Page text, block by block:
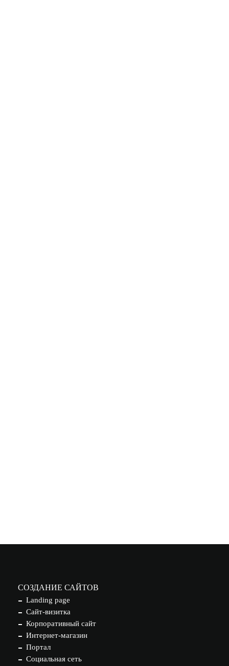
СОЗДАНИЕ САЙТОВ
Landing page
Сайт-визитка
Корпоративный сайт
Интернет-магазин
Портал
Социальная сеть